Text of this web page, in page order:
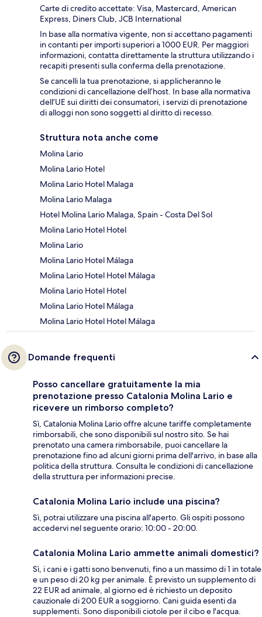
Carte di credito accettate: Visa, Mastercard, American
Express, Diners Club, JCB International
In base alla normativa vigente, non si accettano pagamenti
in contanti per importi superiori a 1000 EUR. Per maggiori
informazioni, contatta direttamente la struttura utilizzando i
recapiti presenti sulla conferma della prenotazione.
Se cancelli la tua prenotazione, si applicheranno le
condizioni di cancellazione dell’host. In base alla normativa
dell’UE sui diritti dei consumatori, i servizi di prenotazione
di alloggi non sono soggetti al diritto di recesso.
Struttura nota anche come
Molina Lario
Molina Lario Hotel
Molina Lario Hotel Malaga
Molina Lario Malaga
Hotel Molina Lario Malaga, Spain - Costa Del Sol
Molina Lario Hotel Hotel
Molina Lario
Molina Lario Hotel Málaga
Molina Lario Hotel Hotel Málaga
Molina Lario Hotel Hotel
Molina Lario Hotel Málaga
Molina Lario Hotel Hotel Málaga
Domande frequenti
Posso cancellare gratuitamente la mia
prenotazione presso Catalonia Molina Lario e
ricevere un rimborso completo?
Sì, Catalonia Molina Lario offre alcune tariffe completamente
rimborsabili, che sono disponibili sul nostro sito. Se hai
prenotato una camera rimborsabile, puoi cancellare la
prenotazione fino ad alcuni giorni prima dell'arrivo, in base alla
politica della struttura. Consulta le condizioni di cancellazione
della struttura per informazioni precise.
Catalonia Molina Lario include una piscina?
Sì, potrai utilizzare una piscina all'aperto. Gli ospiti possono
accedervi nel seguente orario: 10:00 - 20:00.
Catalonia Molina Lario ammette animali domestici?
Sì, i cani e i gatti sono benvenuti, fino a un massimo di 1 in totale
e un peso di 20 kg per animale. È previsto un supplemento di
22 EUR ad animale, al giorno ed è richiesto un deposito
cauzionale di 200 EUR a soggiorno. Cani guida esenti da
supplementi. Sono disponibili ciotole per il cibo e l'acqua.